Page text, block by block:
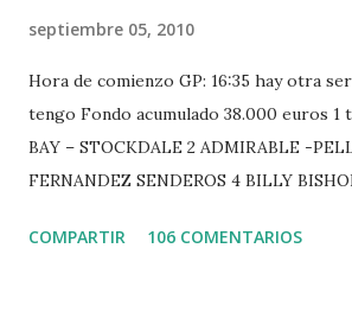
septiembre 05, 2010
Hora de comienzo GP: 16:35 hay otra
tengo Fondo acumulado 38.000 euros 1
BAY – STOCKDALE 2 ADMIRABLE -
FERNANDEZ SENDEROS 4 BILLY
-EPAILLARD 7 GIG AMAI M WHITAKER
COMPARTIR 106 COMENTARIOS